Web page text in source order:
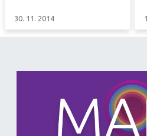
30. 11. 2014